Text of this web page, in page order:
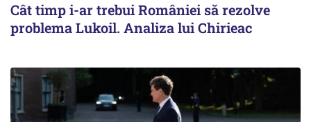
Cât timp i-ar trebui României să rezolve
problema Lukoil. Analiza lui Chirieac